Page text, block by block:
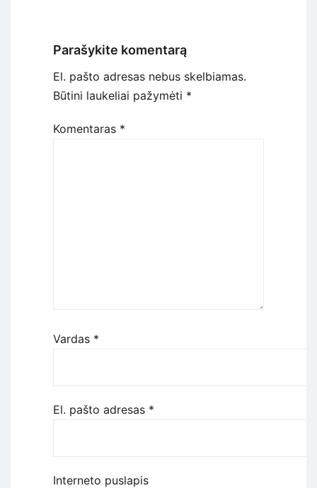
Parašykite komentarą
El. pašto adresas nebus skelbiamas.
Būtini laukeliai pažymėti *
Komentaras *
Vardas *
El. pašto adresas *
Interneto puslapis